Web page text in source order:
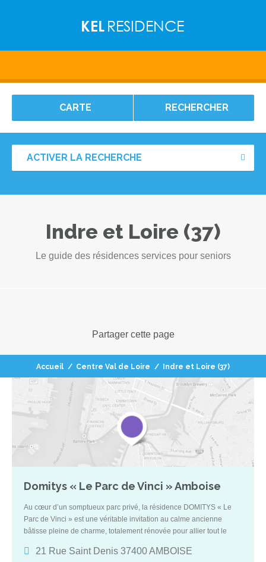
CARTE RECHERCHER
ACTIVER LA RECHERCHE
Indre et Loire (37)
Le guide des résidences services pour seniors
Partager cette page
Accueil / Centre Val de Loire / Indre et Loire (37)
Domitys « Le Parc de Vinci » Amboise
Au cœur d’un somptueux parc privé, la résidence DOMITYS « Le
Parc de Vinci » est une véritable invitation au calme ancienne
bâtisse pleine de charme, totalement rénovée pour allier tout le
salon de coiffure… La résidence offre une vue panoramique
21 Rue Saint Denis 37400 AMBOISE